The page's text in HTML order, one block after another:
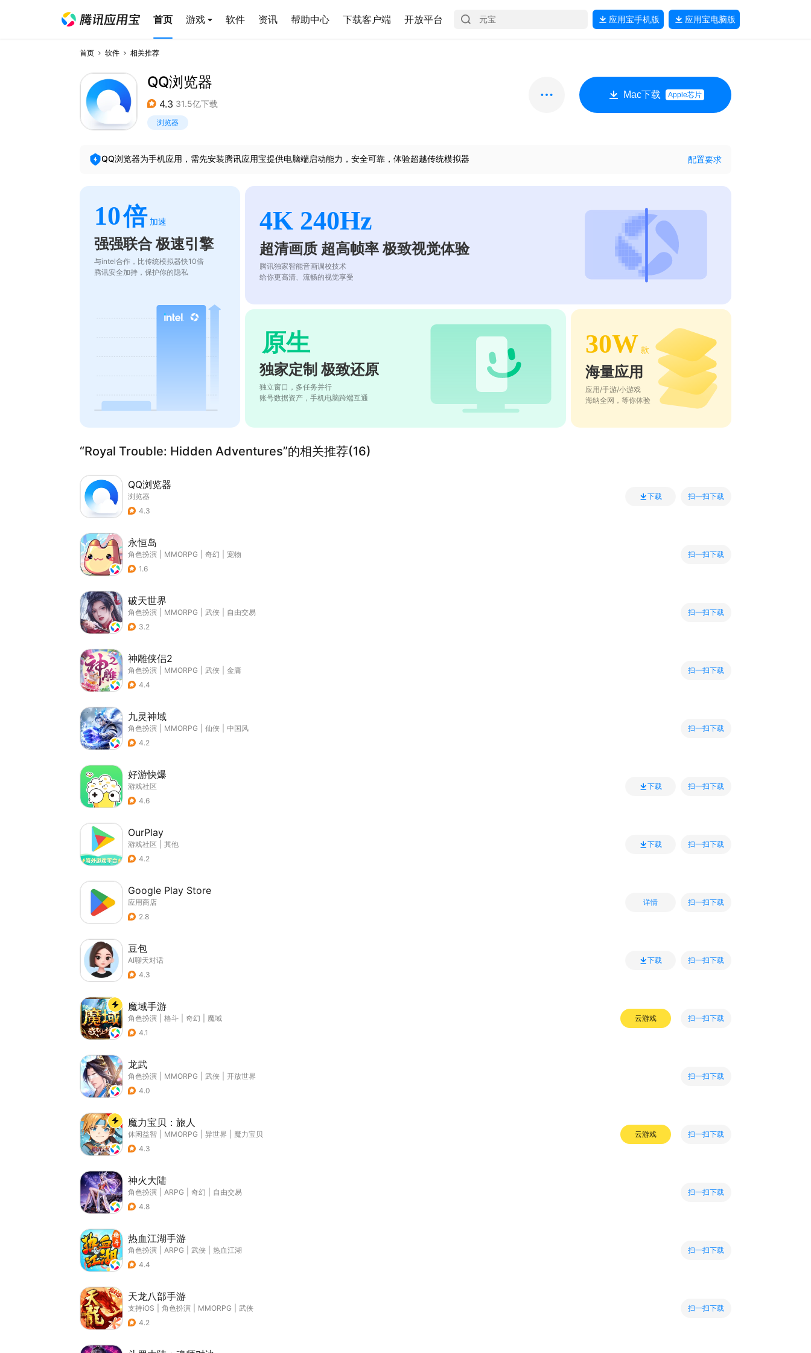
首页 游戏 软件 资讯 帮助中心 下载客户端 开放平台 应用宝手机版 应用宝电脑版
首页 软件 相关推荐
QQ浏览器
4.3 31.5亿下载
浏览器
Mac下载 Apple芯片
QQ浏览器为手机应用，需先安装腾讯应用宝提供电脑端启动能力，安全可靠，体验超越传统模拟器 配置要求
10倍 加速
强强联合 极速引擎
与intel合作，比传统模拟器快10倍
腾讯安全加持，保护你的隐私
4K 240Hz
超清画质 超高帧率 极致视觉体验
腾讯独家智能音画调校技术
给你更高清、流畅的视觉享受
原生
独家定制 极致还原
独立窗口，多任务并行
账号数据资产，手机电脑跨端互通
30W 款
海量应用
应用/手游/小游戏
海纳全网，等你体验
“Royal Trouble: Hidden Adventures”的相关推荐(16)
QQ浏览器
浏览器
4.3
下载 扫一扫下载
永恒岛
角色扮演 MMORPG 奇幻
宠物
1.6
扫一扫下载
破天世界
角色扮演 MMORPG 武侠
自由交易
3.2
扫一扫下载
神雕侠侣2
角色扮演 MMORPG 武侠
金庸
4.4
扫一扫下载
九灵神域
角色扮演 MMORPG 仙侠
中国风
4.2
扫一扫下载
好游快爆
游戏社区
4.6
下载 扫一扫下载
OurPlay
游戏社区
其他
4.2
下载 扫一扫下载
Google Play Store
应用商店
2.8
详情 扫一扫下载
豆包
AI聊天对话
4.3
下载 扫一扫下载
魔域手游
角色扮演 格斗 奇幻
魔域
4.1
云游戏 扫一扫下载
龙武
角色扮演 MMORPG 武侠
开放世界
4.0
扫一扫下载
魔力宝贝：旅人
休闲益智 MMORPG 异世界
魔力宝贝
4.3
云游戏 扫一扫下载
神火大陆
角色扮演 ARPG 奇幻
自由交易
4.8
扫一扫下载
热血江湖手游
角色扮演 ARPG 武侠
热血江湖
4.4
扫一扫下载
天龙八部手游
支持iOS 角色扮演 MMORPG
武侠
4.2
扫一扫下载